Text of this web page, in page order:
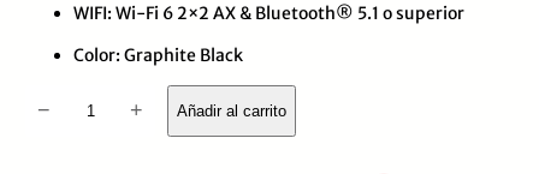
WIFI: Wi-Fi 6 2×2 AX & Bluetooth® 5.1 o superior
Color: Graphite Black
LAPTOP
− + Añadir al carrito